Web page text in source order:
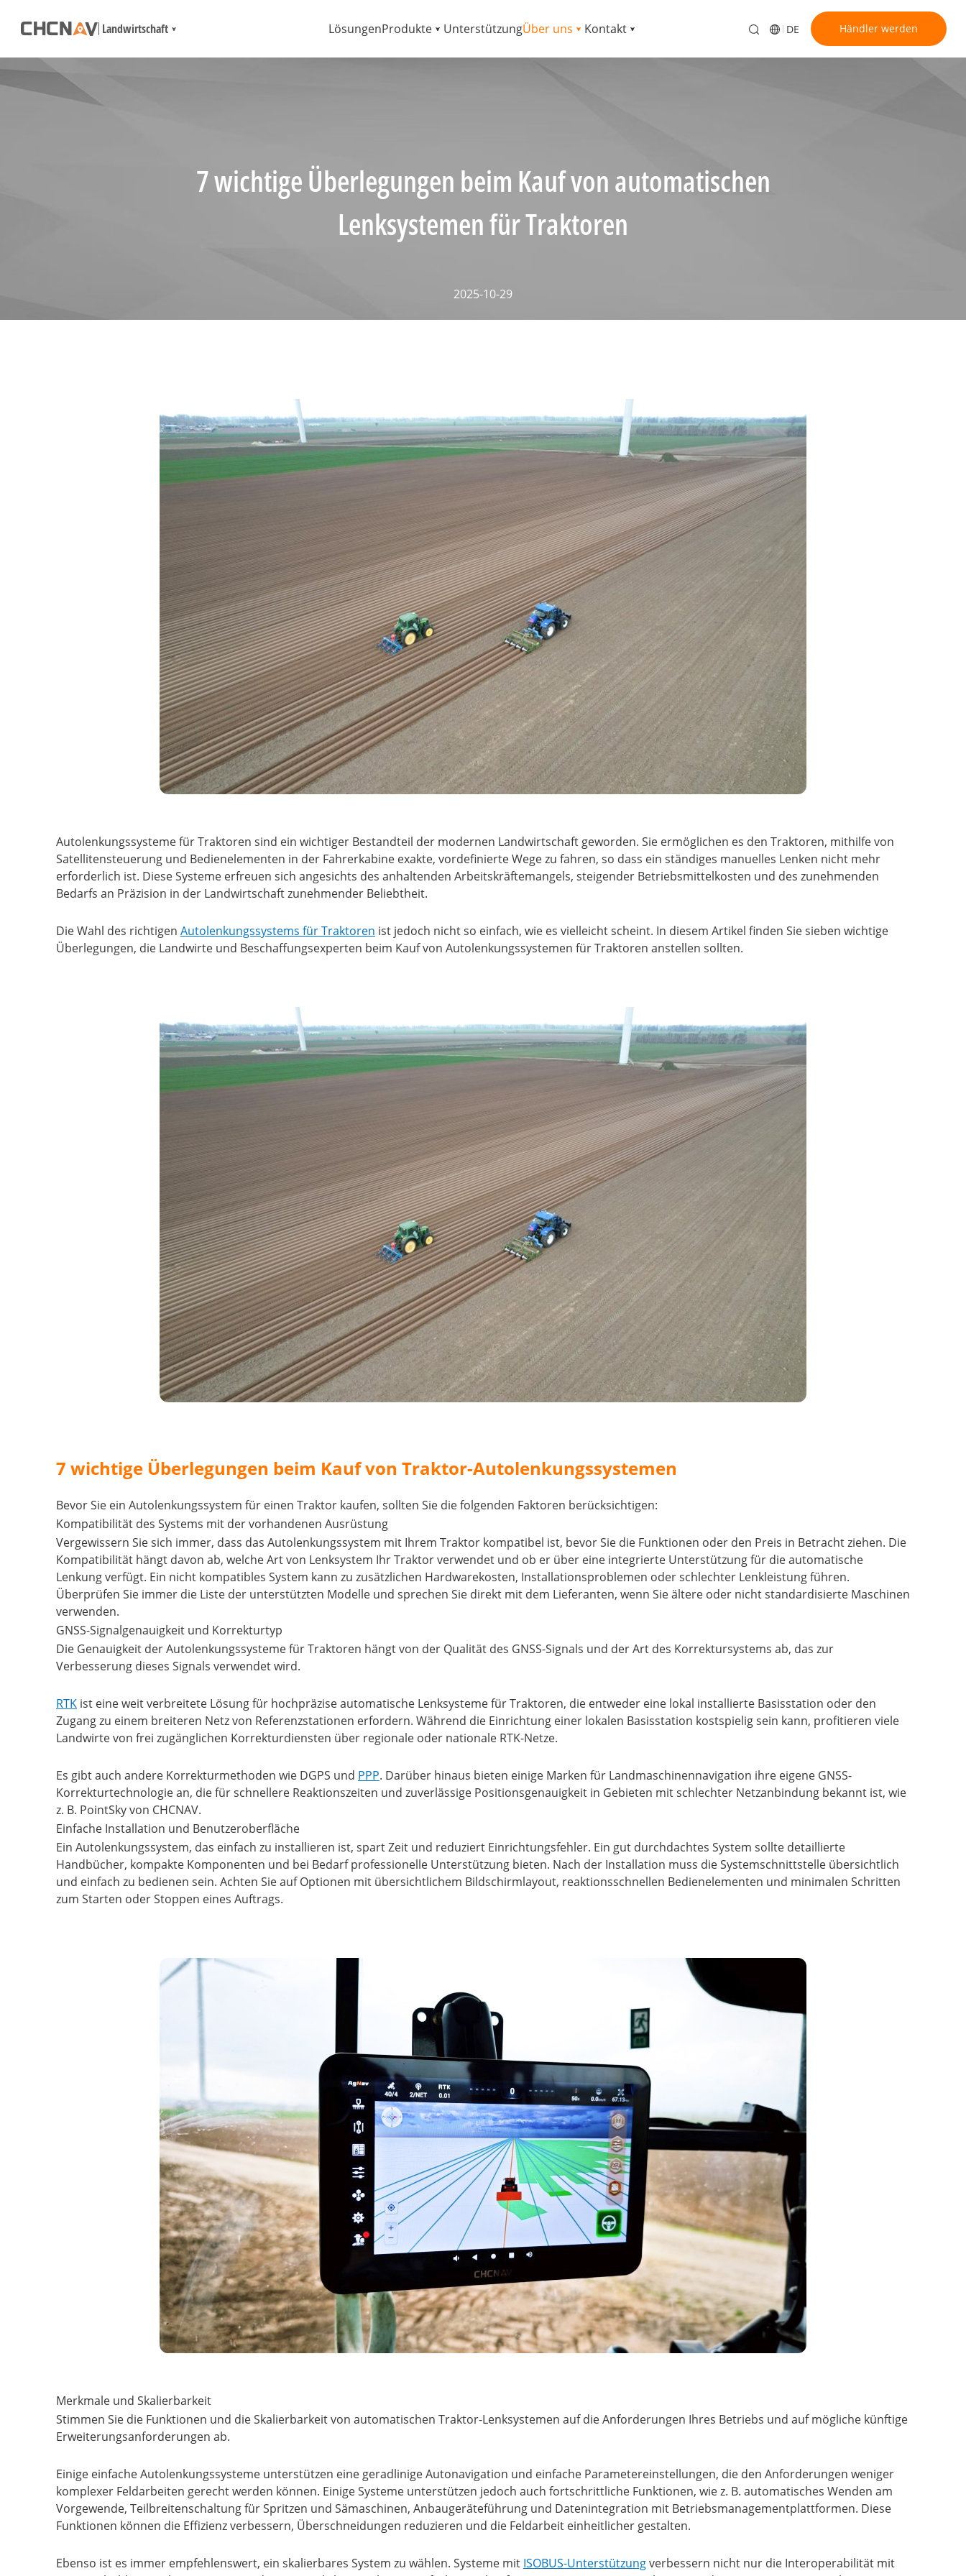
Landwirtschaft LösungenProdukte UnterstützungÜber uns Kontakt DE Händler werden
7 wichtige Überlegungen beim Kauf von automatischen
Lenksystemen für Traktoren
2025-10-29
Autolenkungssysteme für Traktoren sind ein wichtiger Bestandteil der modernen Landwirtschaft geworden. Sie ermöglichen es den Traktoren, mithilfe von
Satellitensteuerung und Bedienelementen in der Fahrerkabine exakte, vordefinierte Wege zu fahren, so dass ein ständiges manuelles Lenken nicht mehr
erforderlich ist. Diese Systeme erfreuen sich angesichts des anhaltenden Arbeitskräftemangels, steigender Betriebsmittelkosten und des zunehmenden
Bedarfs an Präzision in der Landwirtschaft zunehmender Beliebtheit.
Die Wahl des richtigen Autolenkungssystems für Traktoren ist jedoch nicht so einfach, wie es vielleicht scheint. In diesem Artikel finden Sie sieben wichtige
Überlegungen, die Landwirte und Beschaffungsexperten beim Kauf von Autolenkungssystemen für Traktoren anstellen sollten.
7 wichtige Überlegungen beim Kauf von Traktor-Autolenkungssystemen
Bevor Sie ein Autolenkungssystem für einen Traktor kaufen, sollten Sie die folgenden Faktoren berücksichtigen:
Kompatibilität des Systems mit der vorhandenen Ausrüstung
Vergewissern Sie sich immer, dass das Autolenkungssystem mit Ihrem Traktor kompatibel ist, bevor Sie die Funktionen oder den Preis in Betracht ziehen. Die
Kompatibilität hängt davon ab, welche Art von Lenksystem Ihr Traktor verwendet und ob er über eine integrierte Unterstützung für die automatische
Lenkung verfügt. Ein nicht kompatibles System kann zu zusätzlichen Hardwarekosten, Installationsproblemen oder schlechter Lenkleistung führen.
Überprüfen Sie immer die Liste der unterstützten Modelle und sprechen Sie direkt mit dem Lieferanten, wenn Sie ältere oder nicht standardisierte Maschinen
verwenden.
GNSS-Signalgenauigkeit und Korrekturtyp
Die Genauigkeit der Autolenkungssysteme für Traktoren hängt von der Qualität des GNSS-Signals und der Art des Korrektursystems ab, das zur
Verbesserung dieses Signals verwendet wird.
RTK ist eine weit verbreitete Lösung für hochpräzise automatische Lenksysteme für Traktoren, die entweder eine lokal installierte Basisstation oder den
Zugang zu einem breiteren Netz von Referenzstationen erfordern. Während die Einrichtung einer lokalen Basisstation kostspielig sein kann, profitieren viele
Landwirte von frei zugänglichen Korrekturdiensten über regionale oder nationale RTK-Netze.
Es gibt auch andere Korrekturmethoden wie DGPS und PPP. Darüber hinaus bieten einige Marken für Landmaschinennavigation ihre eigene GNSS-
Korrekturtechnologie an, die für schnellere Reaktionszeiten und zuverlässige Positionsgenauigkeit in Gebieten mit schlechter Netzanbindung bekannt ist, wie
z. B. PointSky von CHCNAV.
Einfache Installation und Benutzeroberfläche
Ein Autolenkungssystem, das einfach zu installieren ist, spart Zeit und reduziert Einrichtungsfehler. Ein gut durchdachtes System sollte detaillierte
Handbücher, kompakte Komponenten und bei Bedarf professionelle Unterstützung bieten. Nach der Installation muss die Systemschnittstelle übersichtlich
und einfach zu bedienen sein. Achten Sie auf Optionen mit übersichtlichem Bildschirmlayout, reaktionsschnellen Bedienelementen und minimalen Schritten
zum Starten oder Stoppen eines Auftrags.
Merkmale und Skalierbarkeit
Stimmen Sie die Funktionen und die Skalierbarkeit von automatischen Traktor-Lenksystemen auf die Anforderungen Ihres Betriebs und auf mögliche künftige
Erweiterungsanforderungen ab.
Einige einfache Autolenkungssysteme unterstützen eine geradlinige Autonavigation und einfache Parametereinstellungen, die den Anforderungen weniger
komplexer Feldarbeiten gerecht werden können. Einige Systeme unterstützen jedoch auch fortschrittliche Funktionen, wie z. B. automatisches Wenden am
Vorgewende, Teilbreitenschaltung für Spritzen und Sämaschinen, Anbaugeräteführung und Datenintegration mit Betriebsmanagementplattformen. Diese
Funktionen können die Effizienz verbessern, Überschneidungen reduzieren und die Feldarbeit einheitlicher gestalten.
Ebenso ist es immer empfehlenswert, ein skalierbares System zu wählen. Systeme mit ISOBUS-Unterstützungverbessern nicht nur die Interoperabilität mit